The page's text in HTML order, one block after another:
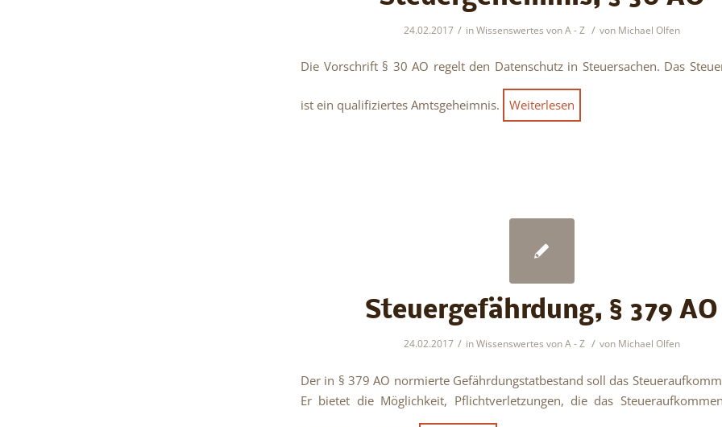
24.02.2017 / inWissenswertes von A - Z / von Michael Olfen
Die Vorschrift § 30 AO regelt den Datenschutz in Steuersachen. Das
ist ein qualifiziertes Amtsgeheimnis. Weiterlesen
Steuergefährdung, § 379 AO
24.02.2017 / inWissenswertes von A - Z / von Michael Olfen
Der in § 379 AO normierte Gefährdungstatbestand soll das
Er bietet die Möglichkeit, Pflichtverletzungen, die das